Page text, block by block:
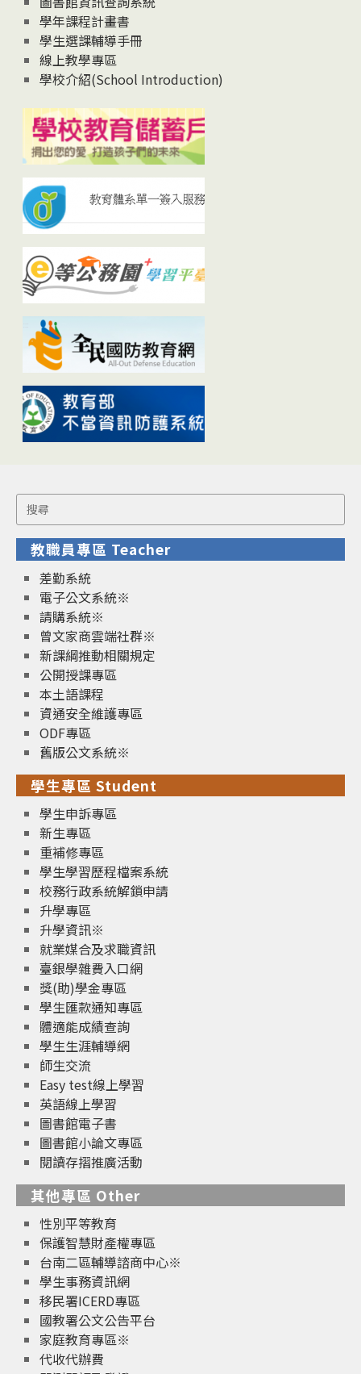
學年課程計畫書
學生選課輔導手冊
線上教學專區
學校介紹(School Introduction)
Search
for:
教職員專區 Teacher
差勤系統
電子公文系統※
請購系統※
曾文家商雲端社群※
新課綱推動相關規定
公開授課專區
本土語課程
資通安全維護專區
ODF專區
舊版公文系統※
學生專區 Student
學生申訴專區
新生專區
重補修專區
學生學習歷程檔案系統
校務行政系統解鎖申請
升學專區
升學資訊※
就業媒合及求職資訊
臺銀學雜費入口網
獎(助)學金專區
學生匯款通知專區
體適能成績查詢
學生生涯輔導網
師生交流
Easy test線上學習
英語線上學習
圖書館電子書
圖書館小論文專區
閱讀存摺推廣活動
其他專區 Other
性別平等教育
保護智慧財產權專區
台南二區輔導諮商中心※
學生事務資訊網
移民署ICERD專區
國教署公文公告平台
家庭教育專區※
代收代辦費